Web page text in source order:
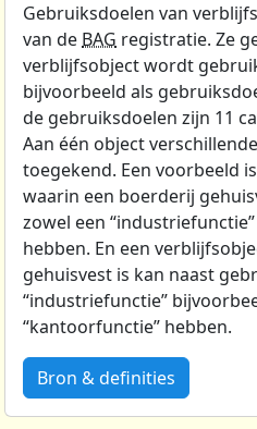
Gebruiksdoelen van
van deBAG registratie. Ze
verblijfsobject wordt
bijvoorbeeld als
de gebruiksdoelen zijn 11
Aan één object
toegekend. Een voorbeeld
waarin een boerderij
zowel een
hebben. En een
gehuisvest is kan naast
“industriefunctie”
“kantoorfunctie” hebben.
Bron & definities